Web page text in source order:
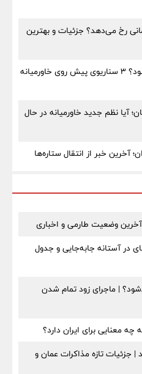
مرداد ۱۴۰۵ چه زمانی رخ می‌دهد؟ جزئیات و بهترین
جنگ ایران و آمریکا تمام می‌شود؟ ۳ سناریوی پیش روی خاورمیانه
آیا نظم جدید خاورمیانه در حال
آخرین خبر از انتقال ستاره‌ها
وضعیت طارمی و اخباری
در آستانه جابه‌جایی و جدول
| ماجرای زود تمام شدن
معنایی برای ایران دارد؟
| جزئیات تازه مذاکرات عمان و